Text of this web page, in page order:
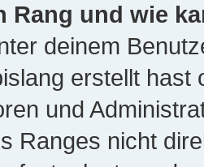
Rang und wie
deinem
erstellt
und
Ranges nicht